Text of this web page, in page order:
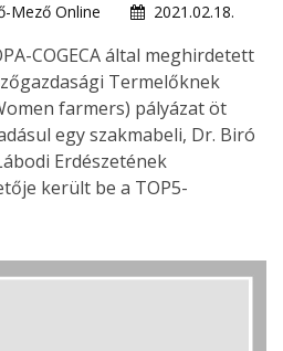
Mező Online
2021.02.18.
COGECA által meghirdetett
Termelőknek
farmers) pályázat öt
egy szakmabeli, Dr. Biró
Erdészetének
került be a TOP5-